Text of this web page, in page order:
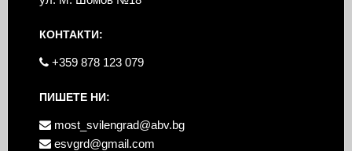
КОНТАКТИ:
+359 878 123 079
ПИШЕТЕ НИ:
most_svilengrad@abv.bg
esvgrd@gmail.com